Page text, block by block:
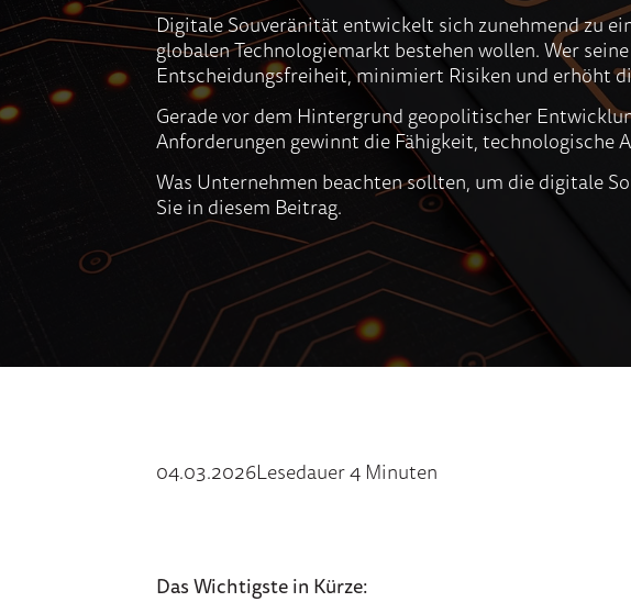
Digitale Souveränität entwickelt sich zunehmend zu
globalen Technologiemarkt bestehen wollen. Wer
Entscheidungsfreiheit, minimiert Risiken und erhöht
Gerade vor dem Hintergrund geopolitischer
Anforderungen gewinnt die Fähigkeit, technologische
Was Unternehmen beachten sollten, um die digitale
Sie in diesem Beitrag.
04.03.2026Lesedauer 4 Minuten
Das Wichtigste in Kürze: